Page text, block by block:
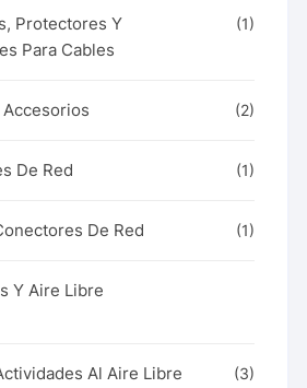
Protectores Y
Para Cables
(1)
(2)
De Red (1)
De Red (1)
Y Aire Libre
Al Aire Libre (3)